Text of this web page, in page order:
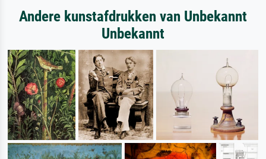
Andere kunstafdrukken van Unbekannt
Unbekannt